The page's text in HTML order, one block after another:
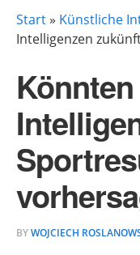
Start» Künstliche
Intelligenzen
BYWOJCIECH